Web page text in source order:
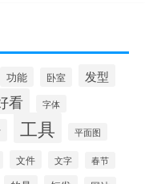
功能 卧室 发型
看 字体
工具 平面图
文件 文字 春节